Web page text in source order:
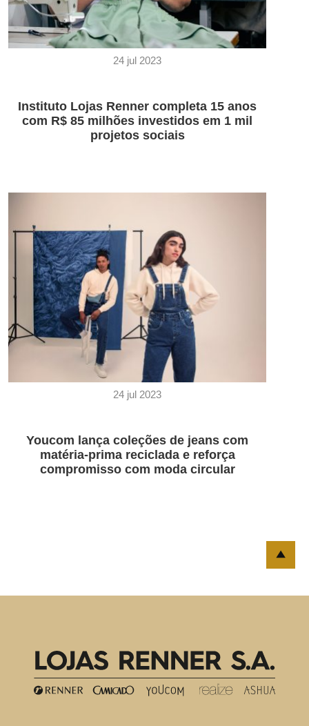
24 jul 2023
Instituto Lojas Renner completa 15 anos
com R$ 85 milhões investidos em 1 mil
projetos sociais
24 jul 2023
Youcom lança coleções de jeans com
matéria-prima reciclada e reforça
compromisso com moda circular